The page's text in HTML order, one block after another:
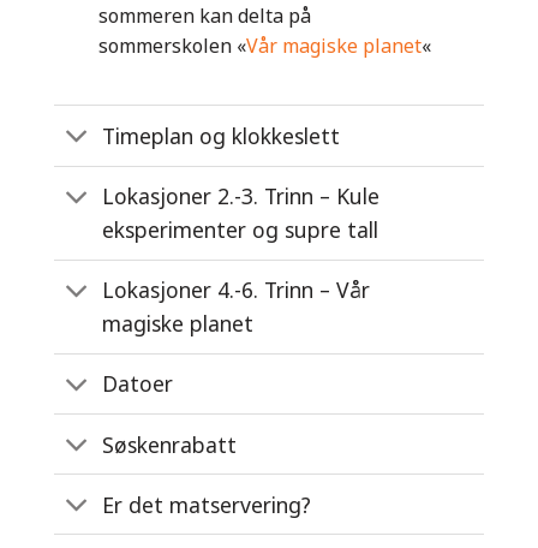
sommeren kan delta på
sommerskolen «Vår magiske planet«
Timeplan og klokkeslett
Lokasjoner 2.-3. Trinn – Kule
eksperimenter og supre tall
Lokasjoner 4.-6. Trinn – Vår
magiske planet
Datoer
Søskenrabatt
Er det matservering?